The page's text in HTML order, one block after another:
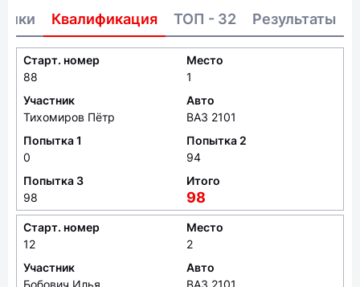
Квалификация ТОП - 32 Результаты
Старт. номер
88
Место
1
Участник
Тихомиров Пётр
Авто
ВАЗ 2101
Попытка 1
0
Попытка 2
94
Попытка 3
98
Итого
98
Старт. номер
12
Место
2
Участник
Авто